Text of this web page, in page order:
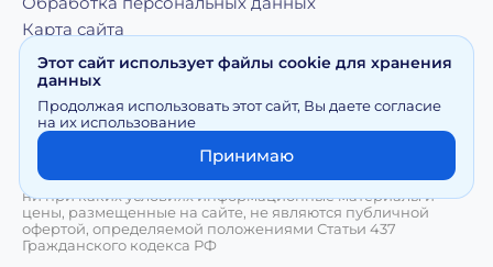
Карта сайта
использование материалов, размещенных на moy-
doktor.org возможно только с письменного разрешения
Правообладателя
Сайт носит исключительно информационный характер и
ни при каких условиях информационные материалы и
цены, размещенные на сайте, не являются публичной
офертой, определяемой положениями Статьи 437
Гражданского кодекса РФ
Этот сайт использует файлы cookie для хранения
данных
Продолжая использовать этот сайт, Вы даете согласие
на их использование
Принимаю